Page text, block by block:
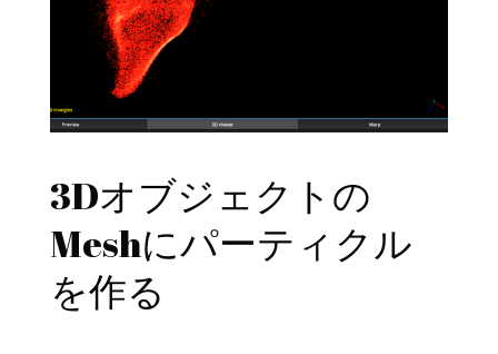
3Dオブジェクトの
Meshにパーティクル
を作る